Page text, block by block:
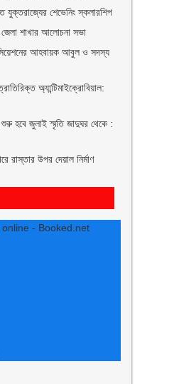
যুক্তরাজ্যের শেভেনিং স্কলারশিপ
শাখার আলোচনা সভা
আহবায়ক আবুল ও সদস্য
অ্যান্টিমাইক্রোবিয়াল:
শুরু হবে জুলাই স্মৃতি জাদুঘর থেকে :
রাস্তার উপর দেয়াল নির্মাণ